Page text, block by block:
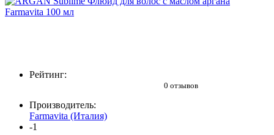
Рейтинг:
0 отзывов
Производитель:
Farmavita (Италия)
-1